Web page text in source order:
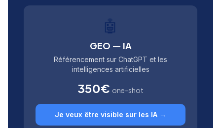
🤖
GEO — IA
Référencement sur ChatGPT et les
intelligences artificielles
350€ one-shot
Je veux être visible sur les IA →